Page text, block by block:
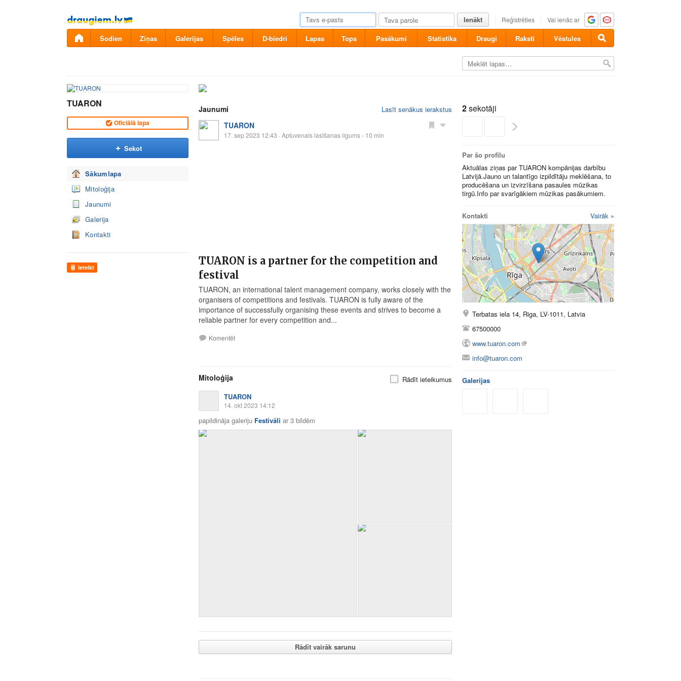
Pāriet
uz
saturu
Ienākt Reģistrēties Vai ienāc ar
Šodien Ziņas Galerijas Spēles D-biedri Lapas Tops Pasākumi Statistika Draugi Raksti Vēstules
TUARON
Oficiālā lapa
Sekot
Sākumlapa
Mitoloģija
Jaunumi
Galerija
Kontakti
Ieteikt
Jaunumi Lasīt senākus ierakstus
TUARON
17. sep 2023 12:43 · Aptuvenais lasīšanas ilgums - 10 min
TUARON is a partner for the competition and
festival
TUARON, an international talent management company, works closely with the
organisers of competitions and festivals. TUARON is fully aware of the
importance of successfully organising these events and strives to become a
reliable partner for every competition and...
Komentēt
Mitoloģija
Rādīt ieteikumus
TUARON
14. okt 2023 14:12
papildināja galeriju Festivāli ar3 bildēm
Rādīt vairāk sarunu
2sekotāji
Par šo profilu
Aktuālas ziņas par TUARON kompānijas darbību
Latvijā.Jauno un talantīgo izpildītāju meklēšana, to
producēšana un izvirzīšana pasaules mūzikas
tirgū.Info par svarīgākiem mūzikas pasākumiem.
Kontakti Vairāk »
Terbatas iela 14, Riga, LV-1011, Latvia
67500000
www.tuaron.com
info@tuaron.com
Galerijas